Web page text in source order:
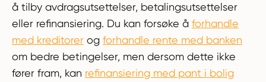
å tilby avdragsutsettelser, betalingsutsettelser
eller refinansiering. Du kan forsøke å forhandle
med kreditorer og forhandle rente med banken
om bedre betingelser, men dersom dette ikke
fører fram, kan refinansiering med pant i bolig